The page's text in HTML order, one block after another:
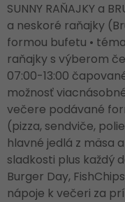
SUNNY RAŇAJKY a
a neskoré raňajky
formou bufetu •
raňajky s výberom
07:00-13:00
možnosť
večere podávané
(pizza, sendviče,
hlavné jedlá z mäsa
sladkosti plus každý
Burger Day,
nápoje k večeri za